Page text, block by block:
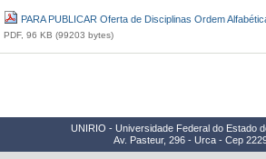
PARA PUBLICAR Oferta de Disciplinas Ordem
PDF, 96 KB (99203 bytes)
UNIRIO - Universidade Federal do Estado
Av. Pasteur, 296 - Urca - Cep